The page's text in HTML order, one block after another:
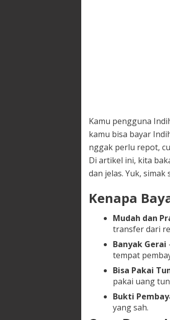
Kamu pengguna
kamu bisa bayar
nggak perlu repot,
Di artikel ini, kita
dan jelas. Yuk,
Kenapa
Mudah dan
transfer dari
Banyak Gerai
tempat
Bisa Pakai
pakai uang
Bukti
yang sah.